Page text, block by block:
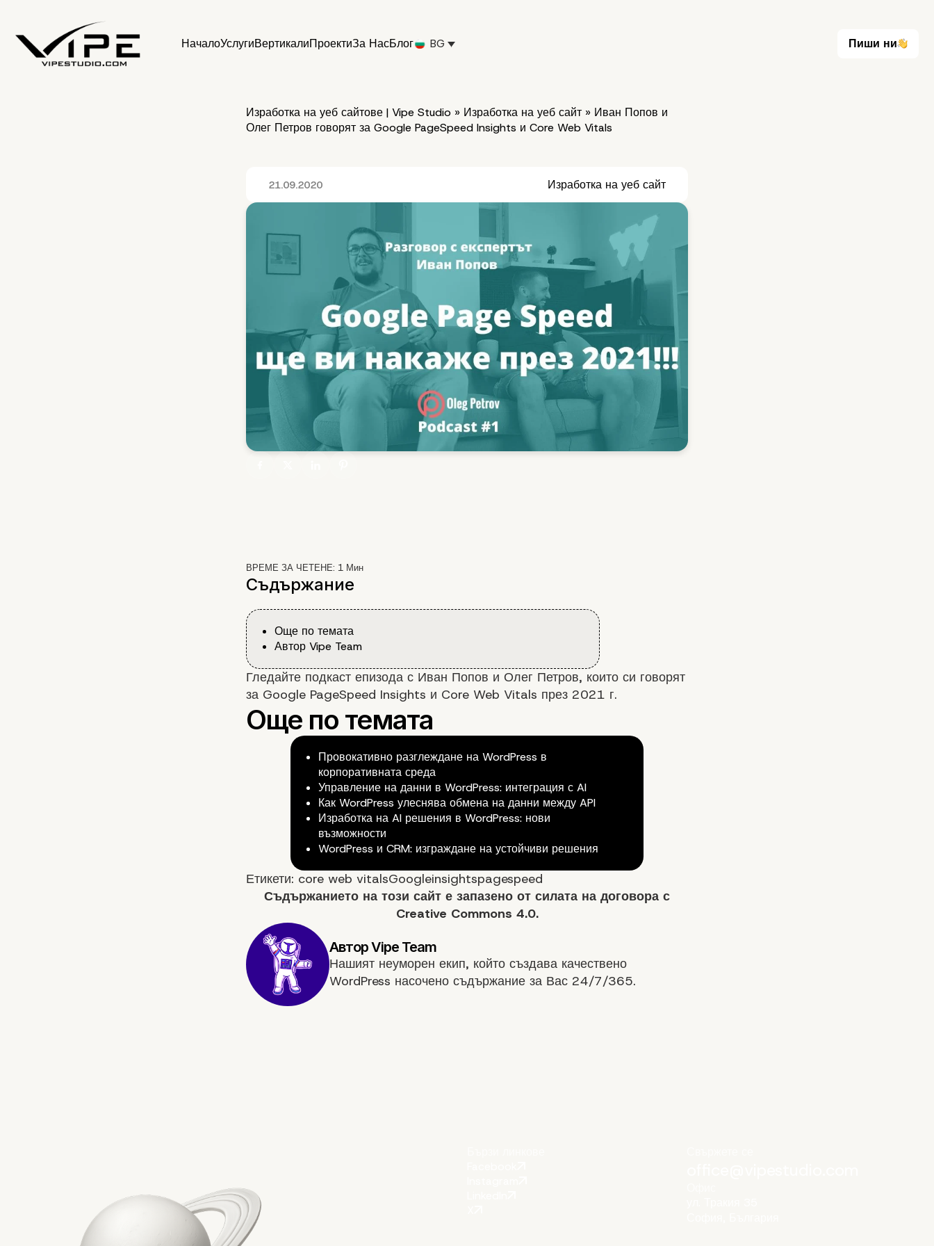
НачалоУслугиВертикалиПроектиЗа НасБлог BG
Пиши ни
Изработка на уеб сайтове | Vipe Studio » Изработка на уеб сайт » Иван Попов и
Олег Петров говорят за Google PageSpeed Insights и Core Web Vitals
21.09.2020 Изработка на уеб сайт
ВРЕМЕ ЗА ЧЕТЕНЕ: 1 Мин
Съдържание
Още по темата
Автор Vipe Team
Гледайте подкаст епизода с Иван Попов и Олег Петров, които си говорят
за Google PageSpeed Insights и Core Web Vitals през 2021 г.
Провокативно разглеждане на WordPress в
корпоративната среда
Управление на данни в WordPress: интеграция с AI
Как WordPress улеснява обмена на данни между API
Изработка на AI решения в WordPress: нови
възможности
WordPress и CRM: изграждане на устойчиви решения
Етикети: core web vitalsGoogleinsightspagespeed
Съдържанието на този сайт е запазено от силата на договора с
Creative Commons 4.0.
Нашият неуморен екип, който създава качествено
WordPress насочено съдържание за Вас 24/7/365.